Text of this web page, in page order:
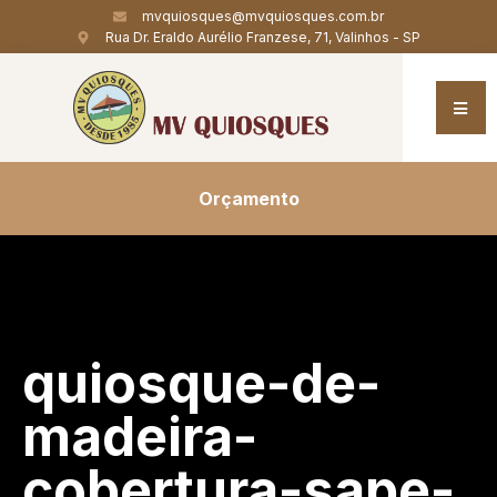
mvquiosques@mvquiosques.com.br
Rua Dr. Eraldo Aurélio Franzese, 71, Valinhos - SP
Orçamento
quiosque-de-
madeira-